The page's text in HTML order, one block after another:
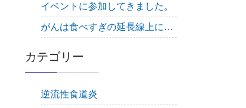
イベントに参加してきました。
がんは食べすぎの延長線上にある疾患です。
カテゴリー
逆流性食道炎